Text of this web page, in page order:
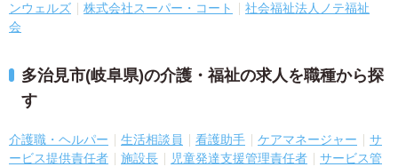
ンウェルズ
株式会社スーパー・コート
社会福祉法人ノテ福祉
会
多治見市(岐阜県)の介護・福祉の求人を職種から探
す
介護職・ヘルパー 生活相談員 看護助手 ケアマネージャー
サ
ービス提供責任者
施設長 児童発達支援管理責任者
サービス管